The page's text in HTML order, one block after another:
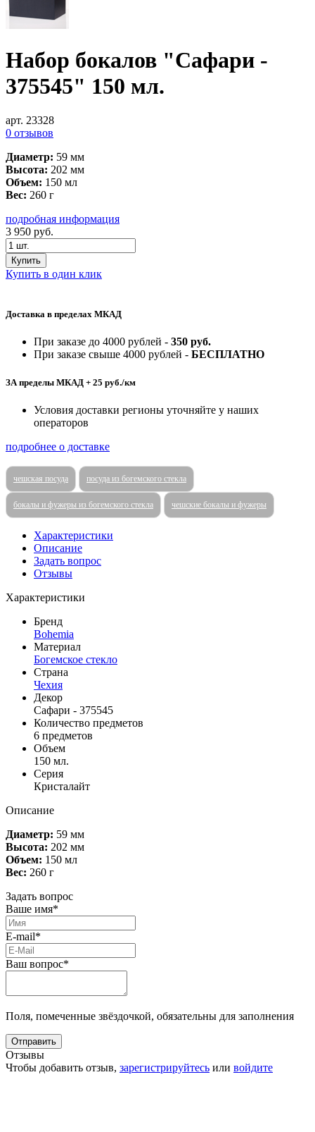
Набор бокалов "Сафари -
375545" 150 мл.
арт. 23328
0 отзывов
Диаметр: 59 мм
Высота: 202 мм
Объем: 150 мл
Вес: 260 г
подробная информация
3 950 руб.
Купить
Купить в один клик
Доставка в пределах МКАД
При заказе до 4000 рублей - 350 руб.
При заказе свыше 4000 рублей - БЕСПЛАТНО
ЗА пределы МКАД + 25 руб./км
Условия доставки регионы уточняйте у наших
операторов
подробнее о доставке
чешская посуда посуда из богемского стекла
бокалы и фужеры из богемского стекла чешские бокалы и фужеры
Характеристики
Описание
Задать вопрос
Отзывы
Характеристики
Бренд
Bohemia
Материал
Богемское стекло
Страна
Чехия
Декор
Сафари - 375545
Количество предметов
6 предметов
Объем
150 мл.
Серия
Кристалайт
Описание
Диаметр: 59 мм
Высота: 202 мм
Объем: 150 мл
Вес: 260 г
Задать вопрос
Ваше имя*
E-mail*
Ваш вопрос*
Поля, помеченные звёздочкой, обязательны для заполнения
Отзывы
Чтобы добавить отзыв, зарегистрируйтесь или войдите